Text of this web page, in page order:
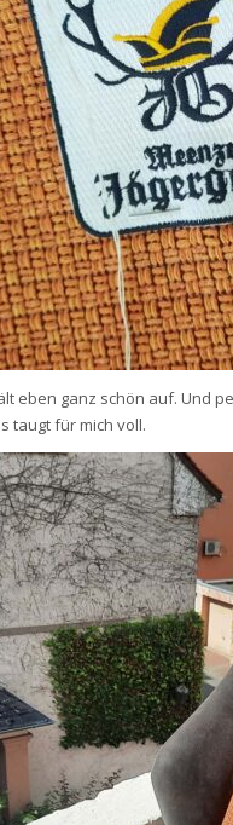
eben ganz schön auf. Und
taugt für mich voll.